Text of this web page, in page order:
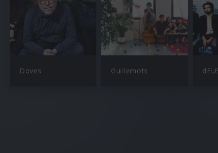
Doves Guillemots